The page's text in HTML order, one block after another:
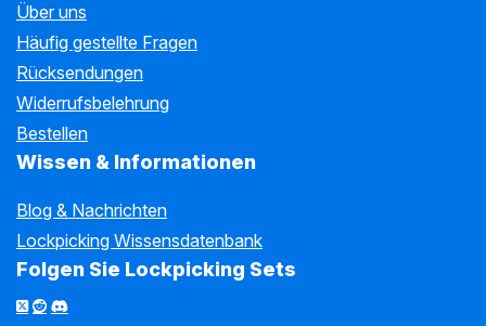
Über uns
Häufig gestellte Fragen
Rücksendungen
Widerrufsbelehrung
Bestellen
Wissen & Informationen
Blog & Nachrichten
Lockpicking Wissensdatenbank
Folgen Sie Lockpicking Sets